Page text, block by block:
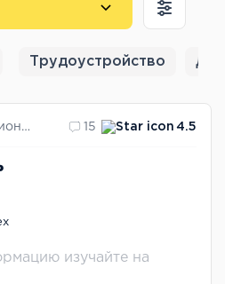
Трудоустройство
Академия дистанционного обучения "Магия души" 15 4.5
изучайте на